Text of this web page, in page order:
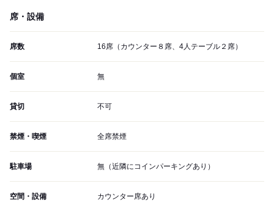
席・設備
席数 16席（カウンター８席、4人テーブル２席）
個室 無
貸切 不可
禁煙・喫煙 全席禁煙
駐車場 無（近隣にコインパーキングあり）
空間・設備 カウンター席あり